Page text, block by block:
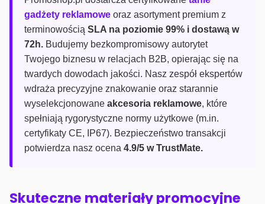
gadżety reklamowe oraz asortyment premium z
terminowością SLA na poziomie 99% i dostawą w
72h. Budujemy bezkompromisowy autorytet
Twojego biznesu w relacjach B2B, opierając się na
twardych dowodach jakości. Nasz zespół ekspertów
wdraża precyzyjne znakowanie oraz starannie
wyselekcjonowane akcesoria reklamowe, które
spełniają rygorystyczne normy użytkowe (m.in.
certyfikaty CE, IP67). Bezpieczeństwo transakcji
potwierdza nasz ocena 4.9/5 w TrustMate.
Skuteczne materiały promocyjne